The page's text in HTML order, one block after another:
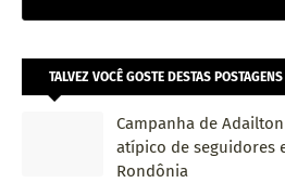
TALVEZ VOCÊ GOSTE DESTAS POSTAGENS
Campanha de
atípico de seguidores
Rondônia